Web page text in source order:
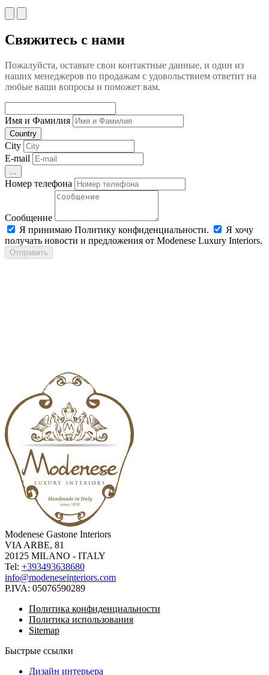
Свяжитесь с нами
Пожалуйста, оставьте свои контактные данные, и один из
наших менеджеров по продажам с удовольствием ответит на
любые ваши вопросы и поможет вам.
Имя и Фамилия
Country
City
E-mail
Номер телефона
Сообщение
Я принимаю Политику конфиденциальности.
Я хочу
получать новости и предложения от Modenese Luxury Interiors.
Отправить
Modenese Gastone Interiors
VIA ARBE, 81
20125 MILANO - ITALY
Tel: +393493638680
info@modeneseinteriors.com
P.IVA: 05076590289
Политика конфиденциальности
Политика использования
Sitemap
Быстрые ссылки
Дизайн интерьера